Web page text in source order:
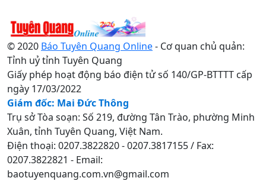
© 2020 Báo Tuyên Quang Online- Cơ quan chủ quản:
Tỉnh uỷ tỉnh Tuyên Quang
Giấy phép hoạt động báo điện tử số 140/GP-BTTTT cấp
ngày 17/03/2022
Giám đốc: Mai Đức Thông
Trụ sở Tòa soạn: Số 219, đường Tân Trào, phường Minh
Xuân, tỉnh Tuyên Quang, Việt Nam.
Điện thoại: 0207.3822820 - 0207.3817155 / Fax:
0207.3822821 - Email:
baotuyenquang.com.vn@gmail.com